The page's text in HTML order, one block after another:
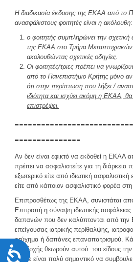
Προσιτότητα
Η διαδικασία έκδοσης της ΕΚΑΑ από το
ανασφάλιστους φοιτητές είναι η ακόλουθη:
ο φοιτητής συμπληρώνει την σχετική
της ΕΚΑΑ στο Τμήμα
ακολουθώντας σχετικές οδηγίες.
Οι φοιτητές/τριες πρέπει να
από το Πανεπιστήμιο Κρήτης μόνο αν
ότι στην περίπτωση που λήξει /
ιδιότητα και ισχύει ακόμη η ΕΚΑΑ,
επιστρέψει.
---------------
Αν δεν είναι εφικτό να εκδοθεί η ΕΚΑΑ
πρέπει να ασφαλιστείτε για τη
εξωτερικό είτε από ιδιωτική
είτε από κάποιον ασφαλιστικό φορέα
Επιπροσθέτως της ΕΚΑΑ, συνιστάται
Επιτροπή η σύναψη ιδιωτικής ασφάλειας
δαπανών που δεν καλύπτονται από
επείγουσας ιατρικής περίθαλψης,
ατύχημα ή δαπάνες επαναπατρισμού.
υποδοχής θεωρούν αυτού του είδους
οπότε είναι πολύ σημαντικό να